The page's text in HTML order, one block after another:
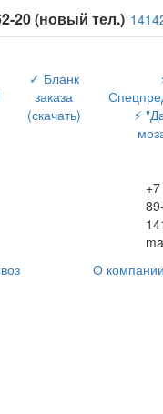
20 (новый тел.)
✓ Бланк
заказа
(скачать)
⚡
О компании